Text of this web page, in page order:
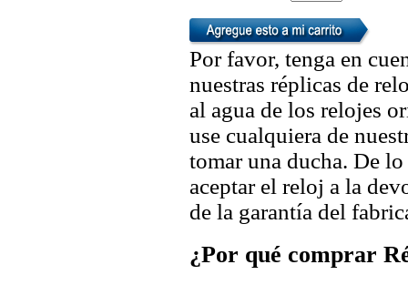
Por favor, tenga en
nuestras réplicas de
al agua de los relojes
use cualquiera de
tomar una ducha. De
aceptar el reloj a la
de la garantía del
¿Por qué comprar